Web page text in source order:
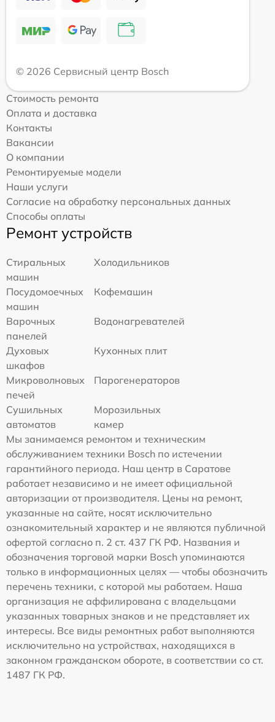
© 2026 Сервисный центр Bosch
Стоимость ремонта
Оплата и доставка
Контакты
Вакансии
О компании
Ремонтируемые модели
Наши услуги
Согласие на обработку персональных данных
Способы оплаты
Ремонт устройств
Стиральных
машин
Холодильников
Посудомоечных
машин
Кофемашин
Варочных
панелей
Водонагревателей
Духовых
шкафов
Кухонных плит
Микроволновых
печей
Парогенераторов
Сушильных
автоматов
Морозильных
камер
Мы занимаемся ремонтом и техническим
обслуживанием техники Bosch по истечении
гарантийного периода. Наш центр в Саратове
работает независимо и не имеет официальной
авторизации от производителя. Цены на ремонт,
указанные на сайте, носят исключительно
ознакомительный характер и не являются публичной
офертой согласно п. 2 ст. 437 ГК РФ. Названия и
обозначения торговой марки Bosch упоминаются
только в информационных целях — чтобы обозначить
перечень техники, с которой мы работаем. Наша
организация не аффилирована с владельцами
указанных товарных знаков и не представляет их
интересы. Все виды ремонтных работ выполняются
исключительно на устройствах, находящихся в
законном гражданском обороте, в соответствии со ст.
1487 ГК РФ.